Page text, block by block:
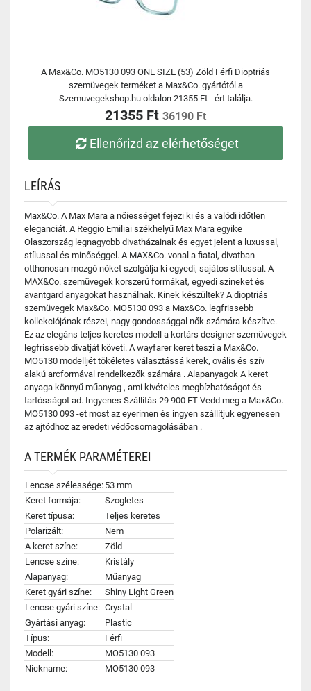
A Max&Co. MO5130 093 ONE SIZE (53) Zöld Férfi Dioptriás
szemüvegek terméket a Max&Co. gyártótól a
Szemuvegekshop.hu oldalon 21355 Ft - ért találja.
21355 Ft 36190 Ft
Ellenőrizd az elérhetőséget
LEÍRÁS
Max&Co. A Max Mara a nőiességet fejezi ki és a valódi időtlen
eleganciát. A Reggio Emiliai székhelyű Max Mara egyike
Olaszország legnagyobb divatházainak és egyet jelent a luxussal,
stílussal és minőséggel. A MAX&Co. vonal a fiatal, divatban
otthonosan mozgó nőket szolgálja ki egyedi, sajátos stílussal. A
MAX&Co. szemüvegek korszerű formákat, egyedi színeket és
avantgard anyagokat használnak. Kinek készültek? A dioptriás
szemüvegek Max&Co. MO5130 093 a Max&Co. legfrissebb
kollekciójának részei, nagy gondossággal nők számára készítve.
Ez az elegáns teljes keretes modell a kortárs designer szemüvegek
legfrissebb divatját követi. A wayfarer keret teszi a Max&Co.
MO5130 modelljét tökéletes választássá kerek, ovális és szív
alakú arcformával rendelkezők számára . Alapanyagok A keret
anyaga könnyű műanyag , ami kivételes megbízhatóságot és
tartósságot ad. Ingyenes Szállítás 29 900 FT Vedd meg a Max&Co.
MO5130 093 -et most az eyerimen és ingyen szállítjuk egyenesen
az ajtódhoz az eredeti védőcsomagolásában .
A TERMÉK PARAMÉTEREI
Lencse szélessége: 53 mm
Keret formája:
Szogletes
Keret típusa:
Teljes keretes
Polarizált:
Nem
A keret színe:
Zöld
Lencse színe:
Kristály
Alapanyag:
Műanyag
Keret gyári színe:
Shiny Light Green
Lencse gyári színe: Crystal
Gyártási anyag:
Plastic
Típus:
Férfi
Modell:
MO5130 093
Nickname:
MO5130 093